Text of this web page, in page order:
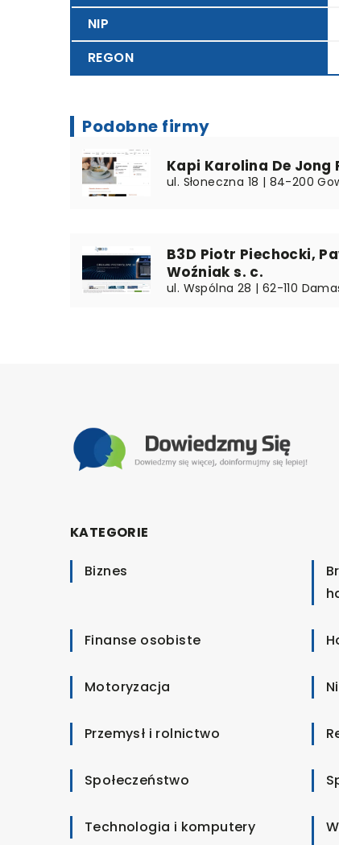
NIP
REGON
Podobne firmy
Kapi Karolina De Jong
ul. Słoneczna 18 | 84-200
B3D Piotr Piechocki,
Woźniak s. c.
ul. Wspólna 28 | 62-110
KATEGORIE
Biznes
Finanse osobiste
Motoryzacja
Przemysł i rolnictwo
Społeczeństwo
Technologia i komputery